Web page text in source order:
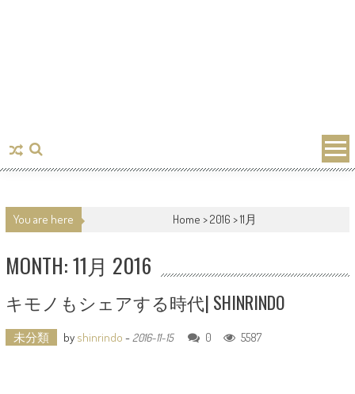
You are here Home >2016 >11月
MONTH: 11月 2016
キモノもシェアする時代| SHINRINDO
未分類 by shinrindo - 2016-11-15 0 5587